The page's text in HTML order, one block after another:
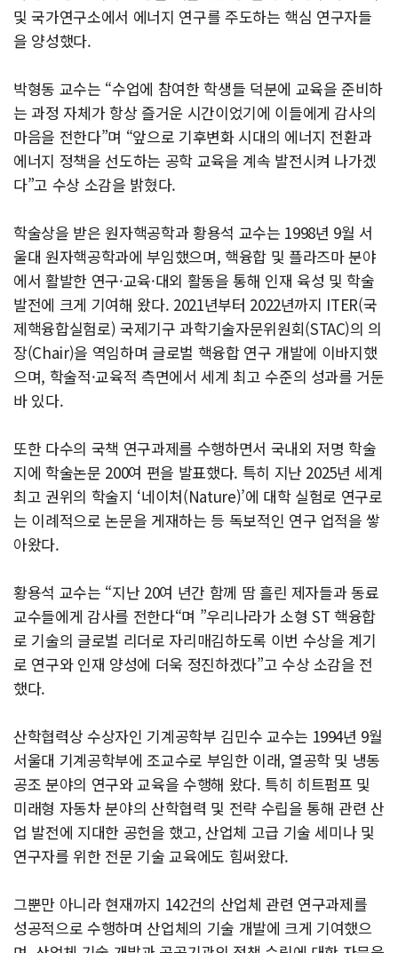
및 국가연구소에서 에너지 연구를 주도하는 핵심 연구자들
을 양성했다.
박형동 교수는 “수업에 참여한 학생들 덕분에 교육을 준비하
는 과정 자체가 항상 즐거운 시간이었기에 이들에게 감사의
마음을 전한다”며 “앞으로 기후변화 시대의 에너지 전환과
에너지 정책을 선도하는 공학 교육을 계속 발전시켜 나가겠
다”고 수상 소감을 밝혔다.
학술상을 받은 원자핵공학과 황용석 교수는 1998년 9월 서
울대 원자핵공학과에 부임했으며, 핵융합 및 플라즈마 분야
에서 활발한 연구·교육·대외 활동을 통해 인재 육성 및 학술
발전에 크게 기여해 왔다. 2021년부터 2022년까지 ITER(국
제핵융합실험로) 국제기구 과학기술자문위원회(STAC)의 의
장(Chair)을 역임하며 글로벌 핵융합 연구 개발에 이바지했
으며, 학술적·교육적 측면에서 세계 최고 수준의 성과를 거둔
바 있다.
또한 다수의 국책 연구과제를 수행하면서 국내외 저명 학술
지에 학술논문 200여 편을 발표했다. 특히 지난 2025년 세계
최고 권위의 학술지 ‘네이처(Nature)’에 대학 실험로 연구로
는 이례적으로 논문을 게재하는 등 독보적인 연구 업적을 쌓
아왔다.
황용석 교수는 “지난 20여 년간 함께 땀 흘린 제자들과 동료
교수들에게 감사를 전한다“며 ”우리나라가 소형 ST 핵융합
로 기술의 글로벌 리더로 자리매김하도록 이번 수상을 계기
로 연구와 인재 양성에 더욱 정진하겠다”고 수상 소감을 전
했다.
산학협력상 수상자인 기계공학부 김민수 교수는 1994년 9월
서울대 기계공학부에 조교수로 부임한 이래, 열공학 및 냉동
공조 분야의 연구와 교육을 수행해 왔다. 특히 히트펌프 및
미래형 자동차 분야의 산학협력 및 전략 수립을 통해 관련 산
업 발전에 지대한 공헌을 했고, 산업체 고급 기술 세미나 및
연구자를 위한 전문 기술 교육에도 힘써왔다.
그뿐만 아니라 현재까지 142건의 산업체 관련 연구과제를
성공적으로 수행하며 산업체의 기술 개발에 크게 기여했으